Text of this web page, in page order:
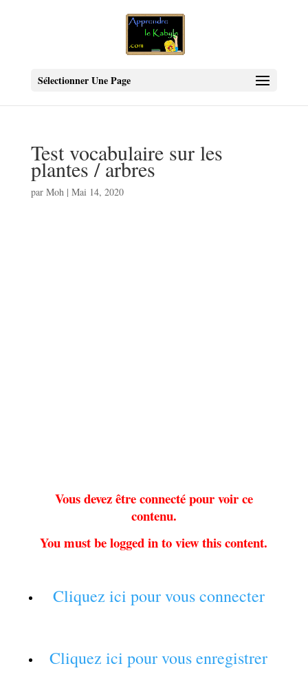
Sélectionner Une Page
Test vocabulaire sur les
plantes / arbres
par Moh| Mai 14, 2020
Vous devez être connecté pour voir ce
contenu.
You must be logged in to view this content.
Cliquez ici pour vous connecter
Cliquez ici pour vous enregistrer